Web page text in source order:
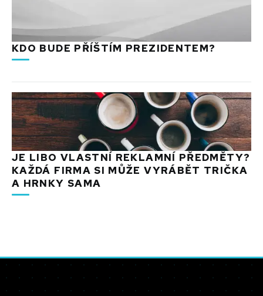
KDO BUDE PŘÍŠTÍM PREZIDENTEM?
JE LIBO VLASTNÍ REKLAMNÍ PŘEDMĚTY?
KAŽDÁ FIRMA SI MŮŽE VYRÁBĚT TRIČKA
A HRNKY SAMA